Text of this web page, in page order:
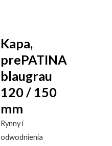
Kapa,
prePATINA
blaugrau
120 / 150
mm
Rynny i
odwodnienia